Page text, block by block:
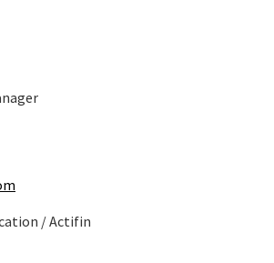
/ Actifin